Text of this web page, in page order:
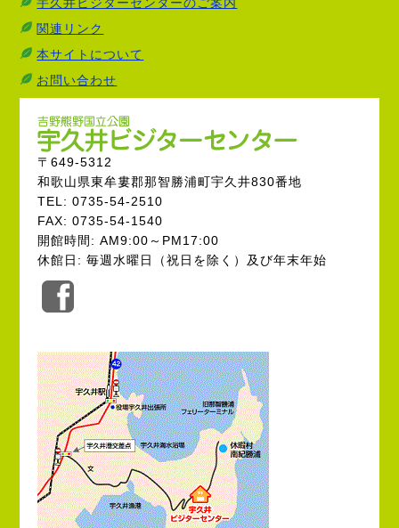
関連リンク
本サイトについて
お問い合わせ
〒649-5312
和歌山県東牟婁郡那智勝浦町宇久井830番地
TEL: 0735-54-2510
FAX: 0735-54-1540
開館時間: AM9:00～PM17:00
休館日: 毎週水曜日（祝日を除く）及び年末年始
式
Facebook